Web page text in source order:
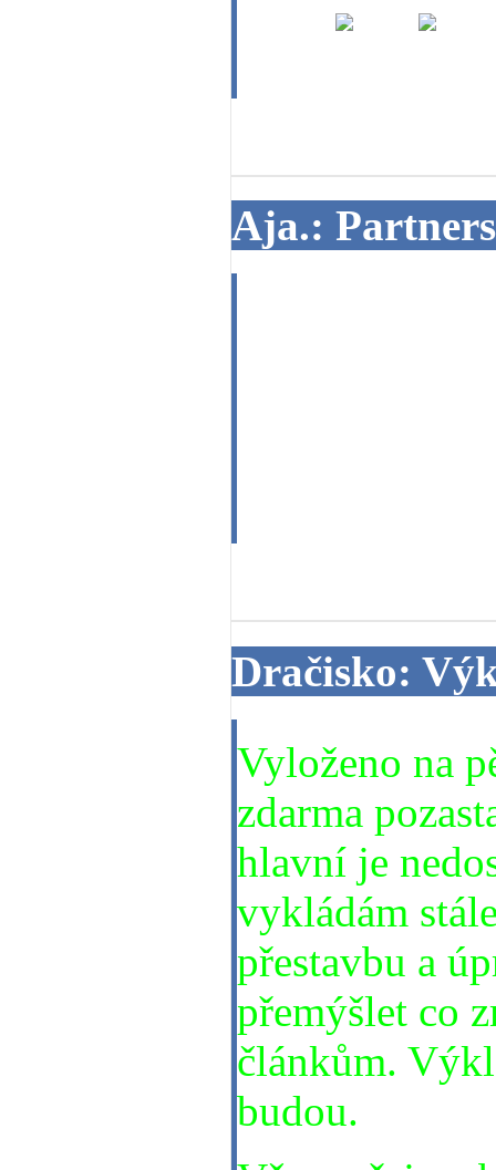
Aja.:
Dračisko:
Vyloženo na
zdarma
hlavní je
vykládám
přestavbu a
přemýšlet co
článkům.
budou.